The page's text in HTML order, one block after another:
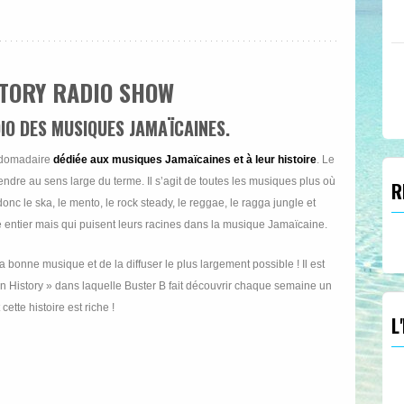
RADIO SHOW
DES MUSIQUES JAMAÏCAINES.
dédiée aux musiques Jamaïcaines et à leur histoire . Le
au sens large du terme. Il s’agit de toutes les musiques plus où
le ska, le mento, le rock steady, le reggae, le ragga jungle et
mais qui puisent leurs racines dans la musique Jamaïcaine.
bonne musique et de la diffuser le plus largement possible ! Il est
History » dans laquelle Buster B fait découvrir chaque semaine un
histoire est riche !